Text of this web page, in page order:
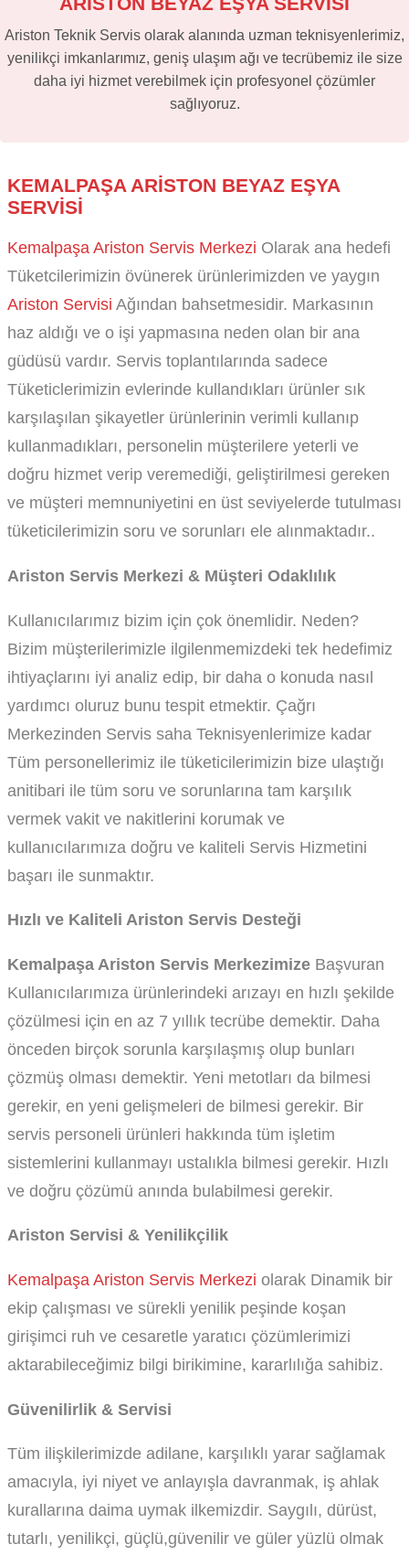
Ariston Teknik Servis olarak alanında uzman teknisyenlerimiz,
yenilikçi imkanlarımız, geniş ulaşım ağı ve tecrübemiz ile size
daha iyi hizmet verebilmek için profesyonel çözümler
sağlıyoruz.
KEMALPAŞA ARISTON BEYAZ EŞYA
SERVISI
Kemalpaşa Ariston Servis Merkezi Olarak ana hedefi
Tüketcilerimizin övünerek ürünlerimizden ve yaygın
Ariston Servisi Ağından bahsetmesidir. Markasının
haz aldığı ve o işi yapmasına neden olan bir ana
güdüsü vardır. Servis toplantılarında sadece
Tüketiclerimizin evlerinde kullandıkları ürünler sık
karşılaşılan şikayetler ürünlerinin verimli kullanıp
kullanmadıkları, personelin müşterilere yeterli ve
doğru hizmet verip veremediği, geliştirilmesi gereken
ve müşteri memnuniyetini en üst seviyelerde tutulması
tüketicilerimizin soru ve sorunları ele alınmaktadır..
Ariston Servis Merkezi & Müşteri Odaklılık
Kullanıcılarımız bizim için çok önemlidir. Neden?
Bizim müşterilerimizle ilgilenmemizdeki tek hedefimiz
ihtiyaçlarını iyi analiz edip, bir daha o konuda nasıl
yardımcı oluruz bunu tespit etmektir. Çağrı
Merkezinden Servis saha Teknisyenlerimize kadar
Tüm personellerimiz ile tüketicilerimizin bize ulaştığı
anitibari ile tüm soru ve sorunlarına tam karşılık
vermek vakit ve nakitlerini korumak ve
kullanıcılarımıza doğru ve kaliteli Servis Hizmetini
başarı ile sunmaktır.
Hızlı ve Kaliteli Ariston Servis Desteği
Kemalpaşa Ariston Servis Merkezimize Başvuran
Kullanıcılarımıza ürünlerindeki arızayı en hızlı şekilde
çözülmesi için en az 7 yıllık tecrübe demektir. Daha
önceden birçok sorunla karşılaşmış olup bunları
çözmüş olması demektir. Yeni metotları da bilmesi
gerekir, en yeni gelişmeleri de bilmesi gerekir. Bir
servis personeli ürünleri hakkında tüm işletim
sistemlerini kullanmayı ustalıkla bilmesi gerekir. Hızlı
ve doğru çözümü anında bulabilmesi gerekir.
Ariston Servisi & Yenilikçilik
Kemalpaşa Ariston Servis Merkezi olarak Dinamik bir
ekip çalışması ve sürekli yenilik peşinde koşan
girişimci ruh ve cesaretle yaratıcı çözümlerimizi
aktarabileceğimiz bilgi birikimine, kararlılığa sahibiz.
Güvenilirlik & Servisi
Tüm ilişkilerimizde adilane, karşılıklı yarar sağlamak
amacıyla, iyi niyet ve anlayışla davranmak, iş ahlak
kurallarına daima uymak ilkemizdir. Saygılı, dürüst,
tutarlı, yenilikçi, güçlü,güvenilir ve güler yüzlü olmak